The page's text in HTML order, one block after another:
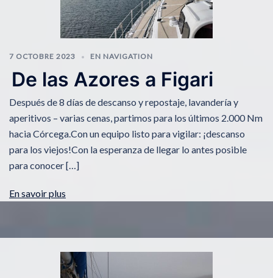
7 OCTOBRE 2023 EN NAVIGATION
De las Azores a Figari
Después de 8 días de descanso y repostaje, lavandería y
aperitivos – varias cenas, partimos para los últimos 2.000 Nm
hacia Córcega.Con un equipo listo para vigilar: ¡descanso
para los viejos!Con la esperanza de llegar lo antes posible
para conocer […]
En savoir plus